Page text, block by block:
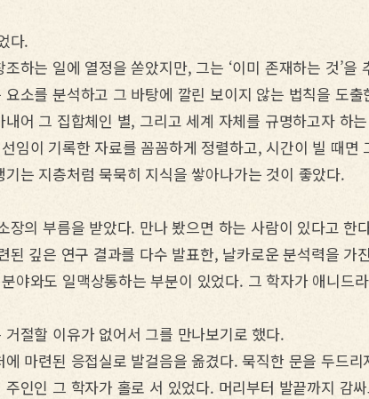
다.
하는 일에 열정을 쏟았지만, 그는 ‘이미 존재하는 것’
소를 분석하고 그 바탕에 깔린 보이지 않는 법칙을 도출
어 그 집합체인 별, 그리고 세계 자체를 규명하고자 하
임이 기록한 자료를 꼼꼼하게 정렬하고, 시간이 빌 때
는 지층처럼 묵묵히 지식을 쌓아나가는 것이 좋았다.
장의 부름을 받았다. 만나 봤으면 하는 사람이 있다고 한
된 깊은 연구 결과를 다수 발표한, 날카로운 분석력을 가
야와도 일맥상통하는 부분이 있었다. 그 학자가 애니드
절할 이유가 없어서 그를 만나보기로 했다.
마련된 응접실로 발걸음을 옮겼다. 묵직한 문을 두드
인인 그 학자가 홀로 서 있었다. 머리부터 발끝까지 감